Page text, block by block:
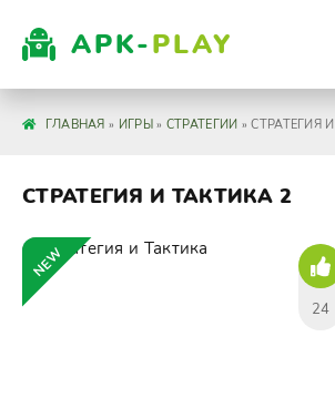
APK-PLAY
ГЛАВНАЯ » ИГРЫ» СТРАТЕГИИ » СТРАТЕГИЯ
СТРАТЕГИЯ И ТАКТИКА 2
NEW
24